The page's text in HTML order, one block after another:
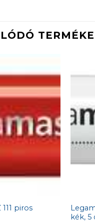
piros
kék, 5